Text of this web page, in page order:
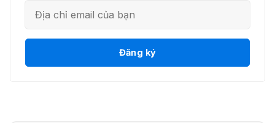
♾️ Hướng dẫn reset Supergrok
trình công việc
Đăng ký